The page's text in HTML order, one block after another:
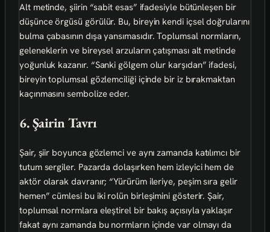
Alt metinde, şiirin “sabit esas” ifadesiyle bütünleşen bir
düşünce örgüsü görülür. Bu, bireyin kendi içsel doğrularını
bulma çabasının dışa yansımasıdır. Toplumsal normların,
geleneklerin ve bireysel arzuların çatışması alt metinde
yoğunluk kazanır. “Sanki gölgem olur karşıdan” ifadesi,
bireyin toplumsal gözlemciliği içinde bir iz bırakmaktan
kaçınmasını sembolize eder.
6. Şairin Tavrı
Şair, şiir boyunca gözlemci ve aynı zamanda katılımcı bir
tutum sergiler. Pazarda dolaşırken hem izleyici hem de
aktör olarak davranır; “Yürürüm ileriye, peşim sıra gelir
hemen” cümlesi bu iki rolün birleşimini gösterir. Şair,
toplumsal normlara eleştirel bir bakış açısıyla yaklaşır
fakat aynı zamanda bu normların içinde var olmayı da